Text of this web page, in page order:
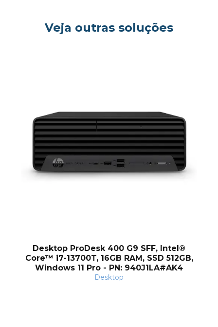
Veja outras soluções
Desktop ProDesk 400 G9 SFF, Intel®
Core™ i7-13700T, 16GB RAM, SSD 512GB,
Windows 11 Pro - PN: 940J1LA#AK4
Desktop